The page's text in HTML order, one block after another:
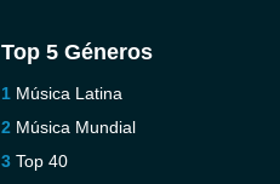
Top 5 Géneros
Música Latina
Música Mundial
Top 40